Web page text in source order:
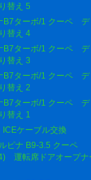
替え 5
B7ターボ/1 クーペ デ
替え 4
B7ターボ/1 クーペ デ
替え 3
B7ターボ/1 クーペ デ
替え 2
B7ターボ/1 クーペ デ
替え 1
ケーブル交換
ピナ B9-3.5 クーペ
運転席ドアオープナ